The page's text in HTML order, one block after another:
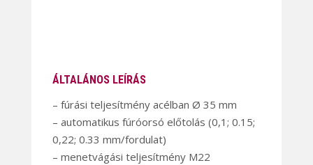
ÁLTALÁNOS LEÍRÁS
– fúrási teljesítmény acélban Ø 35 mm
– automatikus fúróorsó előtolás (0,1; 0.15;
0,22; 0.33 mm/fordulat)
– menetvágási teljesítmény M22